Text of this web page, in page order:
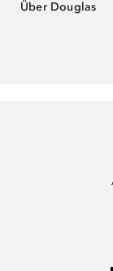
Über Douglas